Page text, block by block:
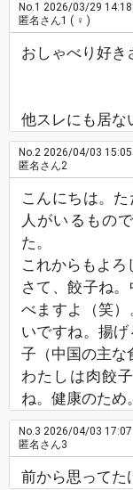
No.1 2026/03/29 14:18
匿名さん1 ( ♀ )
おしゃべり好き
他スレにも居な
No.2 2026/04/03 15:05
匿名さん2
こんにちは。
人がいるもの
た。
これからもよろ
さて、餃子ね
べますよ（笑
いですね。揚
子（中国の主な
わたしは肉餃
ね。健康のため
No.3 2026/04/03 17:07
匿名さん3
前から思ってた